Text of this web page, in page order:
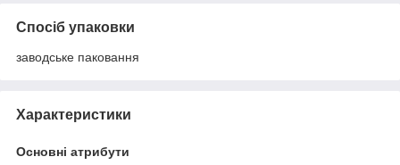
Спосіб упаковки
заводське паковання
Характеристики
Основні атрибути